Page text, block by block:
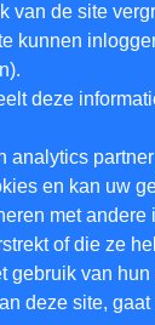
van de site
kunnen
deze
analytics
en kan uw
met andere
of die ze
gebruik van hun
deze site,